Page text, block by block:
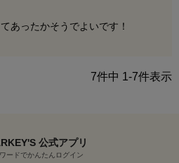
あったかそうでよいです！
7件中 1-7件表示
公式アプリ
ードでかんたんログイン